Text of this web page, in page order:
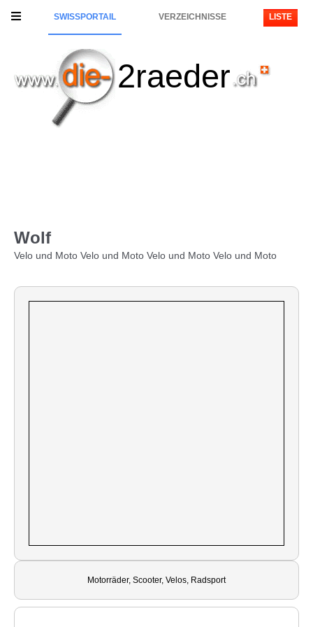
SWISSPORTAIL VERZEICHNISSE LISTE
2raeder
Wolf
Velo und Moto Velo und Moto Velo und Moto Velo und Moto
Motorräder, Scooter, Velos, Radsport